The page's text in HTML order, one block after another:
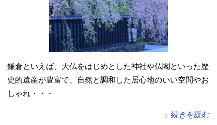
鎌倉といえば、大仏をはじめとした神社や仏閣といった歴
史的遺産が豊富で、自然と調和した居心地のいい空間やお
しゃれ・・・
続きを読む